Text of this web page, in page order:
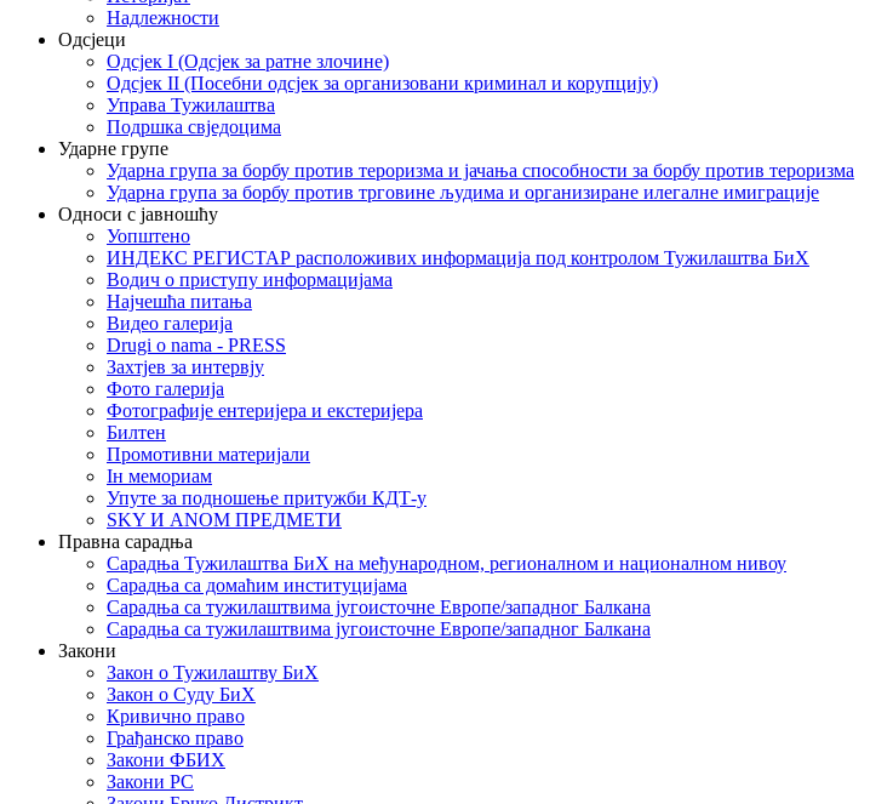
Надлежности
Одсјеци
Одсјек I (Одсјек за ратне злочине)
Одсјек II (Посебни одсјек за организовани криминал и корупцију)
Управа Тужилаштва
Подршка свједоцима
Ударне групе
Ударна група за борбу против тероризма и јачања способности за борбу против тероризма
Ударна група за борбу против трговине људима и организиране илегалне имиграције
Односи с јавношћу
Уопштено
ИНДЕКС РЕГИСТАР расположивих информација под контролом Тужилаштва БиХ
Водич о приступу информацијама
Најчешћа питања
Видео галерија
Drugi o nama - PRESS
Захтјев за интервју
Фото галерија
Фотографије ентеријера и екстеријера
Билтен
Промотивни материјали
Iн мемориам
Упуте за подношење притужби КДТ-у
SKY И ANOM ПРЕДМЕТИ
Правна сарадња
Сарадња Тужилаштва БиХ на међународном, регионалном и националном нивоу
Сарадња са домаћим институцијама
Сарадња са тужилаштвима југоисточне Европе/западног Балкана
Сарадња са тужилаштвима југоисточне Европе/западног Балкана
Закони
Закон о Тужилаштву БиХ
Закон о Суду БиХ
Кривично право
Грађанско право
Закони ФБИХ
Закони РС